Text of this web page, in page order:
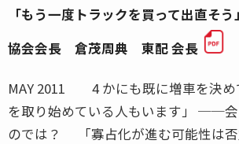
「もう一度トラックを買って出直そ
協会会長 倉茂周典 東配 会長
MAY 2011 4 かにも既に増車を決め
を取り始めている人もいます」 ──会
のでは？ 「寡占化が進む可能性は否